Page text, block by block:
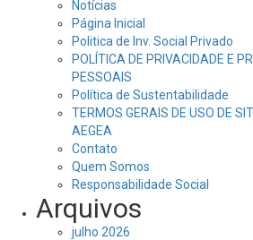
Notícias
Página Inicial
Politica de Inv. Social Privado
POLÍTICA DE PRIVACIDADE E
PESSOAIS
Política de Sustentabilidade
TERMOS GERAIS DE USO DE
AEGEA
Contato
Quem Somos
Responsabilidade Social
Arquivos
julho 2026